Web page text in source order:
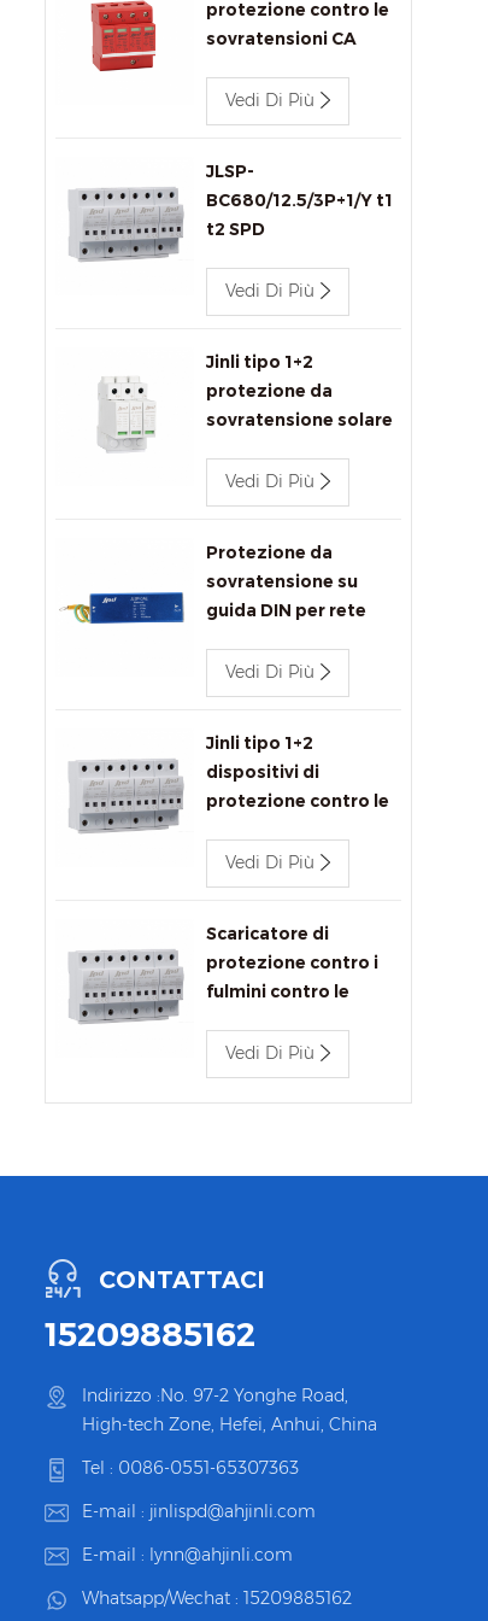
protezione contro le
sovratensioni CA
JLSP-GA440/80/4P
Vedi Di Più
JLSP-
BC680/12.5/3P+1/Y t1
t2 SPD
Vedi Di Più
Jinli tipo 1+2
protezione da
sovratensione solare
Vedi Di Più
Protezione da
sovratensione su
guida DIN per rete
1000Mbps
Vedi Di Più
Jinli tipo 1+2
dispositivi di
protezione contro le
Vedi Di Più
Scaricatore di
protezione contro i
fulmini contro le
BC680/12.5
Vedi Di Più
CONTATTACI
15209885162
Indirizzo :No. 97-2 Yonghe Road,
High-tech Zone, Hefei, Anhui, China
Tel : 0086-0551-65307363
E-mail : jinlispd@ahjinli.com
E-mail : lynn@ahjinli.com
Whatsapp/Wechat : 15209885162